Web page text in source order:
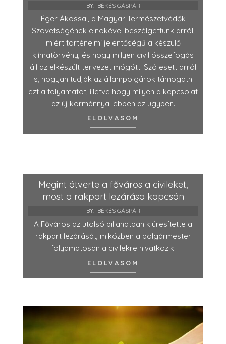
BY: BÉKÉS GÁSPÁR
Éger Ákossal, a Magyar Természetvédők
Szövetségének elnökével beszélgettünk arról,
miért történelmi jelentőségű a készülő
klímatörvény, és hogy milyen civil összefogás
áll az elkészült tervezet mögött. Szó esett arról
is, hogyan tudják az állampolgárok támogatni
ezt a folyamatot, illetve hogy milyen a kapcsolat
az új kormánnyal ebben az ügyben.
ELOLVASOM
Megint átverte a főváros a civileket,
most a rakpart lezárása kapcsán
BY: BÉKÉS GÁSPÁR
A Főváros az utolsó pillanatban kiüresítette a
rakpart lezárását, miközben a polgármester
folyamatosan a civilekre hivatkozik.
ELOLVASOM